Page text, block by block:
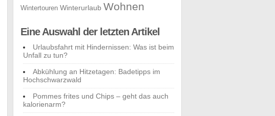
Wintertouren Winterurlaub Wohnen
Eine Auswahl der letzten Artikel
Urlaubsfahrt mit Hindernissen: Was ist beim
Unfall zu tun?
Abkühlung an Hitzetagen: Badetipps im
Hochschwarzwald
Pommes frites und Chips – geht das auch
kalorienarm?